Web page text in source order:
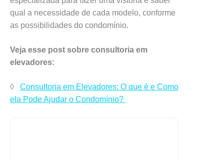
qual a necessidade de cada modelo, conforme
as possibilidades do condomínio.
Veja esse post sobre consultoria em
elevadores:
◊ Consultoria em Elevadores: O que é e Como
ela Pode Ajudar o Condomínio?